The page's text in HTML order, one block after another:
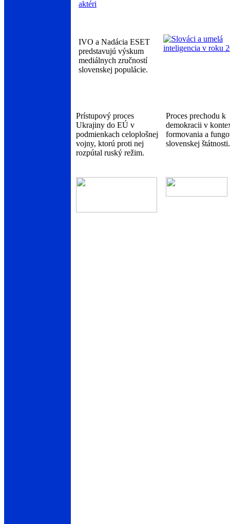
IVO a Nadácia ESET
predstavujú výskum
mediálnych zručností
slovenskej populácie.
Prístupový proces
Ukrajiny do EÚ v
podmienkach celoplošnej
vojny, ktorú proti nej
rozpútal ruský režim.
Proces prechodu k
demokracii v
formovania a
slovenskej štátnosti.